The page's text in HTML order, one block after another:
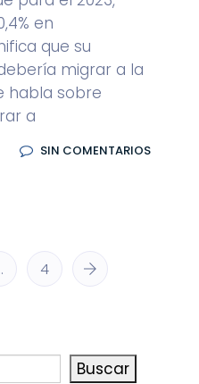
en
que su
migrar a la
habla sobre
a
SIN COMENTARIOS
4
Buscar